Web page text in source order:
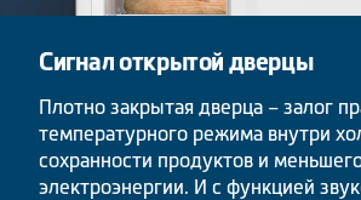
Сигнал открытой дверцы
Плотно закрытая дверца – залог
температурного режима внутри
сохранности продуктов и
электроэнергии. И с функцией